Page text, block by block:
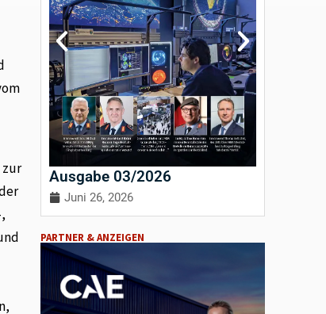
zur
Ausgabe 03/2026
Juni 26, 2026
PARTNER & ANZEIGEN